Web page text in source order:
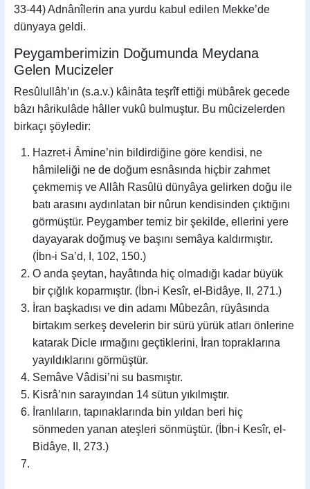
33-44) Adnânîlerin ana yurdu kabul edilen Mekke’de
dünyaya geldi.
Peygamberimizin Doğumunda Meydana
Gelen Mucizeler
Resûlullâh’ın (s.a.v.) kâinâta teşrîf ettiği mübârek gecede
bâzı hârikulâde hâller vukû bulmuştur. Bu mûcizelerden
birkaçı şöyledir:
Hazret-i Âmine’nin bildirdiğine göre kendisi, ne
hâmileliği ne de doğum esnâsında hiçbir zahmet
çekmemiş ve Allâh Rasûlü dünyâya gelirken doğu ile
batı arasını aydınlatan bir nûrun kendisinden çıktığını
görmüştür. Peygamber temiz bir şekilde, ellerini yere
dayayarak doğmuş ve başını semâya kaldırmıştır.
(İbn-i Sa’d, I, 102, 150.)
O anda şeytan, hayâtında hiç olmadığı kadar büyük
bir çığlık koparmıştır. (İbn-i Kesîr, el-Bidâye, II, 271.)
İran başkadısı ve din adamı Mûbezân, rüyâsında
birtakım serkeş develerin bir sürü yürük atları önlerine
katarak Dicle ırmağını geçtiklerini, İran topraklarına
yayıldıklarını görmüştür.
Semâve Vâdisi’ni su basmıştır.
Kisrâ’nın sarayından 14 sütun yıkılmıştır.
İranlıların, tapınaklarında bin yıldan beri hiç
sönmeden yanan ateşleri sönmüştür. (İbn-i Kesîr, el-
Bidâye, II, 273.)